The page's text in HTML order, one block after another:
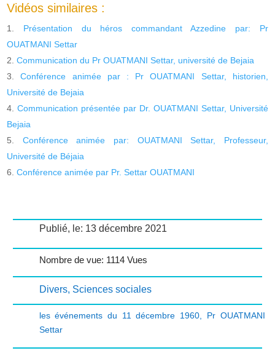
Vidéos similaires :
Présentation du héros commandant Azzedine par: Pr
OUATMANI Settar
Communication du Pr OUATMANI Settar, université de Bejaia
Conférence animée par : Pr OUATMANI Settar, historien,
Université de Bejaia
Communication présentée par Dr. OUATMANI Settar, Université
Bejaia
Conférence animée par: OUATMANI Settar, Professeur,
Université de Béjaia
Conférence animée par Pr. Settar OUATMANI
Publié, le: 13 décembre 2021
Nombre de vue: 1114 Vues
Divers, Sciences sociales
les événements du 11 décembre 1960
Pr OUATMANI
Settar